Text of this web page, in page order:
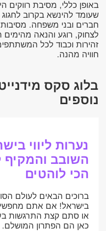
באופן כללי, מסיבת רווקים
שעומד להינשא בקרוב
חברים ובני משפחה. מסיבות
לצחוק, רוגע והנאה מהימים
זהירות וכבוד לכל
חוויה מהנה.
בלוג סקס
נוספים
נערות ליווי
השובב והמקיף
הכי לוהטים
ברוכים הבאים לעולם
בישראל! אם אתם
או סתם קצת התרגשות
כאן הם הפתרון המושלם.